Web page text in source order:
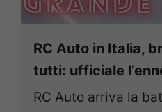
RC Auto in Italia,
tutti: ufficiale
RC Auto arriva la